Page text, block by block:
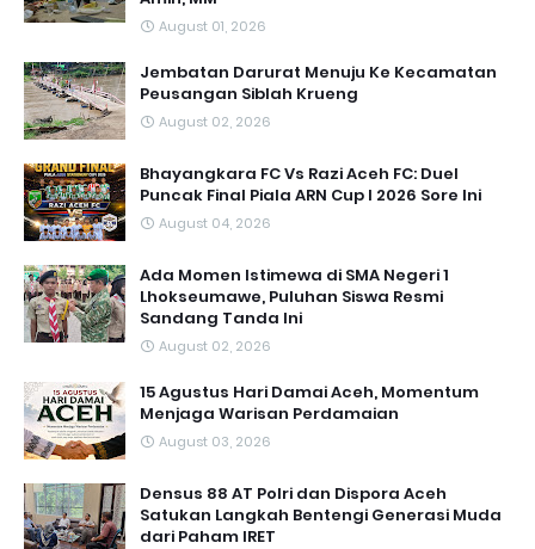
August 01, 2026
Jembatan Darurat Menuju Ke Kecamatan
Peusangan Siblah Krueng
August 02, 2026
Bhayangkara FC Vs Razi Aceh FC: Duel
Puncak Final Piala ARN Cup I 2026 Sore Ini
August 04, 2026
Ada Momen Istimewa di SMA Negeri 1
Lhokseumawe, Puluhan Siswa Resmi
Sandang Tanda Ini
August 02, 2026
15 Agustus Hari Damai Aceh, Momentum
Menjaga Warisan Perdamaian
August 03, 2026
Densus 88 AT Polri dan Dispora Aceh
Satukan Langkah Bentengi Generasi Muda
dari Paham IRET